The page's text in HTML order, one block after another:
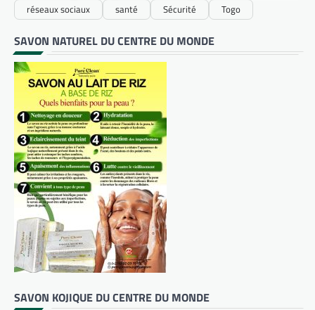
réseaux sociaux
santé Sécurité Togo
SAVON NATUREL DU CENTRE DU MONDE
SAVON KOJIQUE DU CENTRE DU MONDE